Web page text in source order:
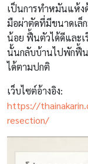
เป็นการทำหมันแห้ง
มือผ่าตัดที่มีขนาดเล็
น้อย ฟื้นตัวได้ดีและ
นั้นกลับบ้านไปพักฟื้น
ได้ตามปกติ
เว็บไซต์อ้างอิง:
https://
resection/